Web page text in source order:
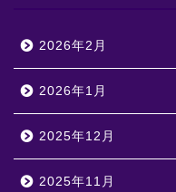
2026年2月
2026年1月
2025年12月
2025年11月